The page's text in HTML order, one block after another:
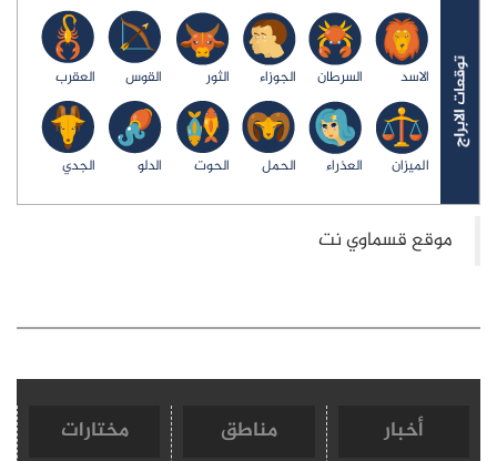
الاسد السرطان الجوزاء الثور القوس العقرب
الميزان العذراء الحمل الحوت الدلو الجدي
أخبار مناطق مختارات